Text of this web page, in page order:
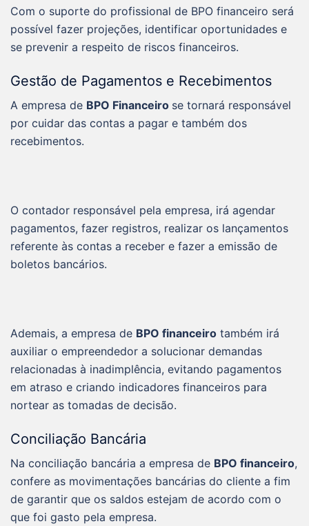
Com o suporte do profissional de BPO financeiro será
possível fazer projeções, identificar oportunidades e
se prevenir a respeito de riscos financeiros.
Gestão de Pagamentos e Recebimentos
A empresa de BPO Financeiro se tornará responsável
por cuidar das contas a pagar e também dos
recebimentos.
O contador responsável pela empresa, irá agendar
pagamentos, fazer registros, realizar os lançamentos
referente às contas a receber e fazer a emissão de
boletos bancários.
Ademais, a empresa de BPO financeiro também irá
auxiliar o empreendedor a solucionar demandas
relacionadas à inadimplência, evitando pagamentos
em atraso e criando indicadores financeiros para
nortear as tomadas de decisão.
Conciliação Bancária
Na conciliação bancária a empresa de BPO financeiro,
confere as movimentações bancárias do cliente a fim
de garantir que os saldos estejam de acordo com o
que foi gasto pela empresa.